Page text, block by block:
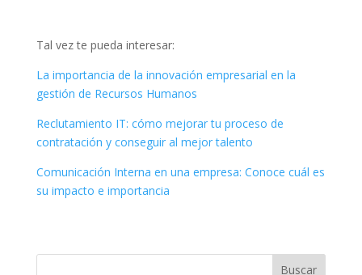
Tal vez te pueda interesar:
La importancia de la innovación empresarial en la
gestión de Recursos Humanos
Reclutamiento IT: cómo mejorar tu proceso de
contratación y conseguir al mejor talento
Comunicación Interna en una empresa: Conoce cuál es
su impacto e importancia